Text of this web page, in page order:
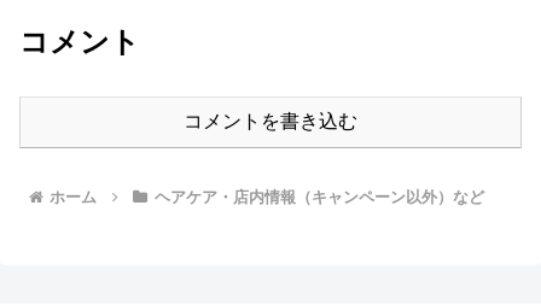
コメント
コメントを書き込む
ホーム ヘアケア・店内情報（キャンペーン以外）など